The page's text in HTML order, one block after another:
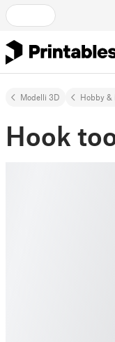
Modelli 3D Hobby &
Hook